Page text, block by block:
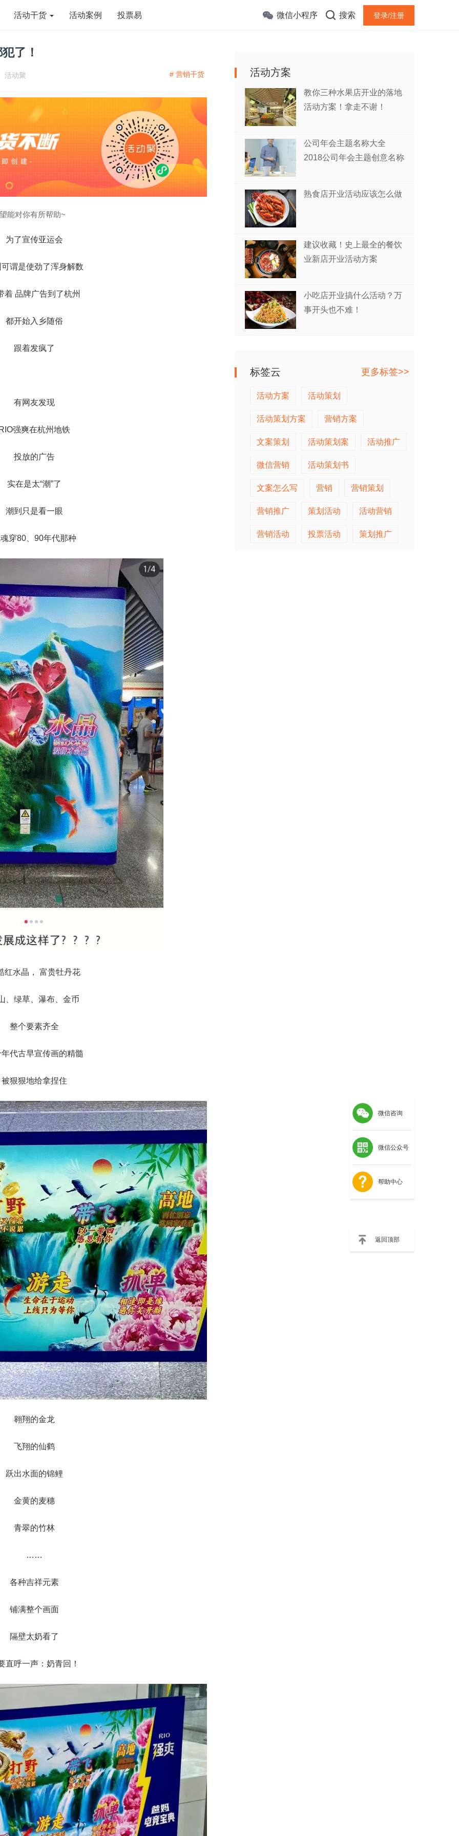
活动干货 活动案例 投票易 微信小程序 搜索 登录/注册
了！
# 营销干货
活动聚
能对你有所帮助~
为了宣传亚运会
谓是使劲了浑身解数
着 品牌广告到了杭州
都开始入乡随俗
跟着发疯了
有网友发现
强爽在杭州地铁
投放的广告
实在是太“潮”了
潮到只是看一眼
穿80、90年代那种
红水晶， 富贵牡丹花
、绿草、瀑布、金币
整个要素齐全
代古早宣传画的精髓
被狠狠地给拿捏住
翱翔的金龙
飞翔的仙鹤
跃出水面的锦鲤
金黄的麦穗
青翠的竹林
……
各种吉祥元素
铺满整个画面
隔壁太奶看了
直呼一声：奶青回！
活动方案
教你三种水果店开业的落地
活动方案！拿走不谢！
公司年会主题名称大全
2018公司年会主题创意名称
熟食店开业活动应该怎么做
建议收藏！史上最全的餐饮
业新店开业活动方案
小吃店开业搞什么活动？万
事开头也不难！
标签云 更多标签>>
活动方案 活动策划
活动策划方案 营销方案
文案策划 活动策划案 活动推广
微信营销 活动策划书
文案怎么写 营销 营销策划
营销推广 策划活动 活动营销
营销活动 投票活动 策划推广
微信咨询
微信公众号
帮助中心
返回顶部